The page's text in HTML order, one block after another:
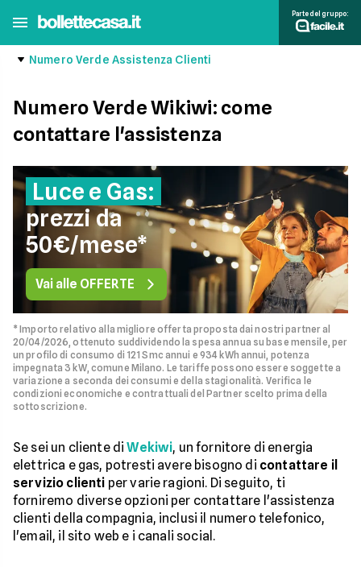
Parte del gruppo:
Numero Verde Assistenza Clienti
Numero Verde Wikiwi: come
contattare l'assistenza
Luce e Gas:
prezzi da
50€/mese*
Vai alle OFFERTE
* Importo relativo alla migliore offerta proposta dai nostri partner al
20/04/2026, ottenuto suddividendo la spesa annua su base mensile, per
un profilo di consumo di 121 Smc annui e 934 kWh annui, potenza
impegnata 3 kW, comune Milano. Le tariffe possono essere soggette a
variazione a seconda dei consumi e della stagionalità. Verifica le
condizioni economiche e contrattuali del Partner scelto prima della
sottoscrizione.
Se sei un cliente diWekiwi, un fornitore di energia
elettrica e gas, potresti avere bisogno di contattare il
servizio clienti per varie ragioni. Di seguito, ti
forniremo diverse opzioni per contattare l'assistenza
clienti della compagnia, inclusi il numero telefonico,
l'email, il sito web e i canali social.